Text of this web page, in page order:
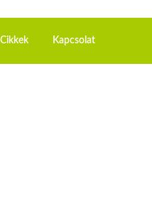
Cikkek Kapcsolat